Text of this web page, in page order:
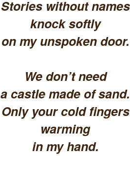
Stories without names
knock softly
on my unspoken door.
We don’t need
a castle made of sand.
Only your cold fingers
warming
in my hand.